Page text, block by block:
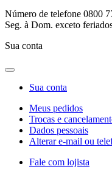
Número de telefone 0800
Seg. à Dom. exceto
Sua conta
Sua conta
Meus pedidos
Trocas e
Dados pessoais
Alterar e-mail ou
Fale com lojista